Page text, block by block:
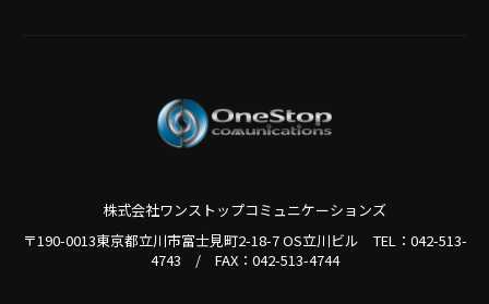
株式会社ワンストップコミュニケーションズ
〒190-0013東京都立川市富士見町2-18-7 OS立川ビル TEL： 042-513-
4743 / FAX：042-513-4744